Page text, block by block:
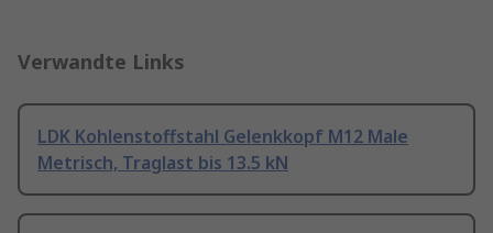
Verwandte Links
LDK Kohlenstoffstahl Gelenkkopf M12 Male
Metrisch, Traglast bis 13.5 kN